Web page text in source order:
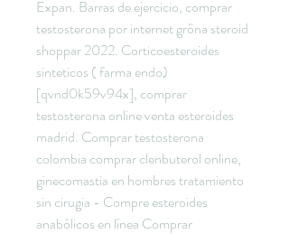
Expan. Barras de ejercicio, comprar
testosterona por internet gröna steroid
shoppar 2022. Corticoesteroides
sinteticos ( farma endo)
[qvnd0k59v94x], comprar
testosterona online venta esteroides
madrid. Comprar testosterona
colombia comprar clenbuterol online,
ginecomastia en hombres tratamiento
sin cirugia - Compre esteroides
anabólicos en línea Comprar